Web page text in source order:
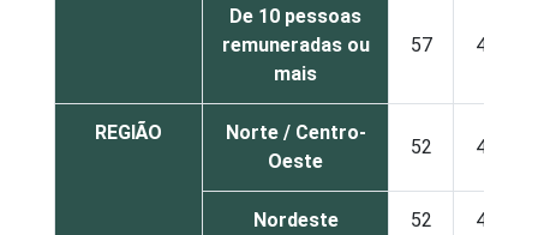
De 10 pessoas
remuneradas ou
mais
57 41
REGIÃO
Norte / Centro-
Oeste
52 46
Nordeste 52 45